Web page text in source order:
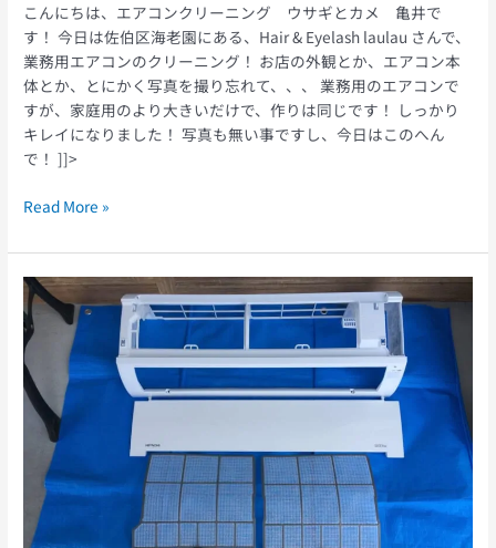
こんにちは、エアコンクリーニング ウサギとカメ 亀井で
す！ 今日は佐伯区海老園にある、Hair & Eyelash laulau さんで、
業務用エアコンのクリーニング！ お店の外観とか、エアコン本
体とか、とにかく写真を撮り忘れて、、、 業務用のエアコンで
すが、家庭用のより大きいだけで、作りは同じです！ しっかり
キレイになりました！ 写真も無い事ですし、今日はこのへん
で！ ]]>
Read More »
自
宅
で
で
き
る
の